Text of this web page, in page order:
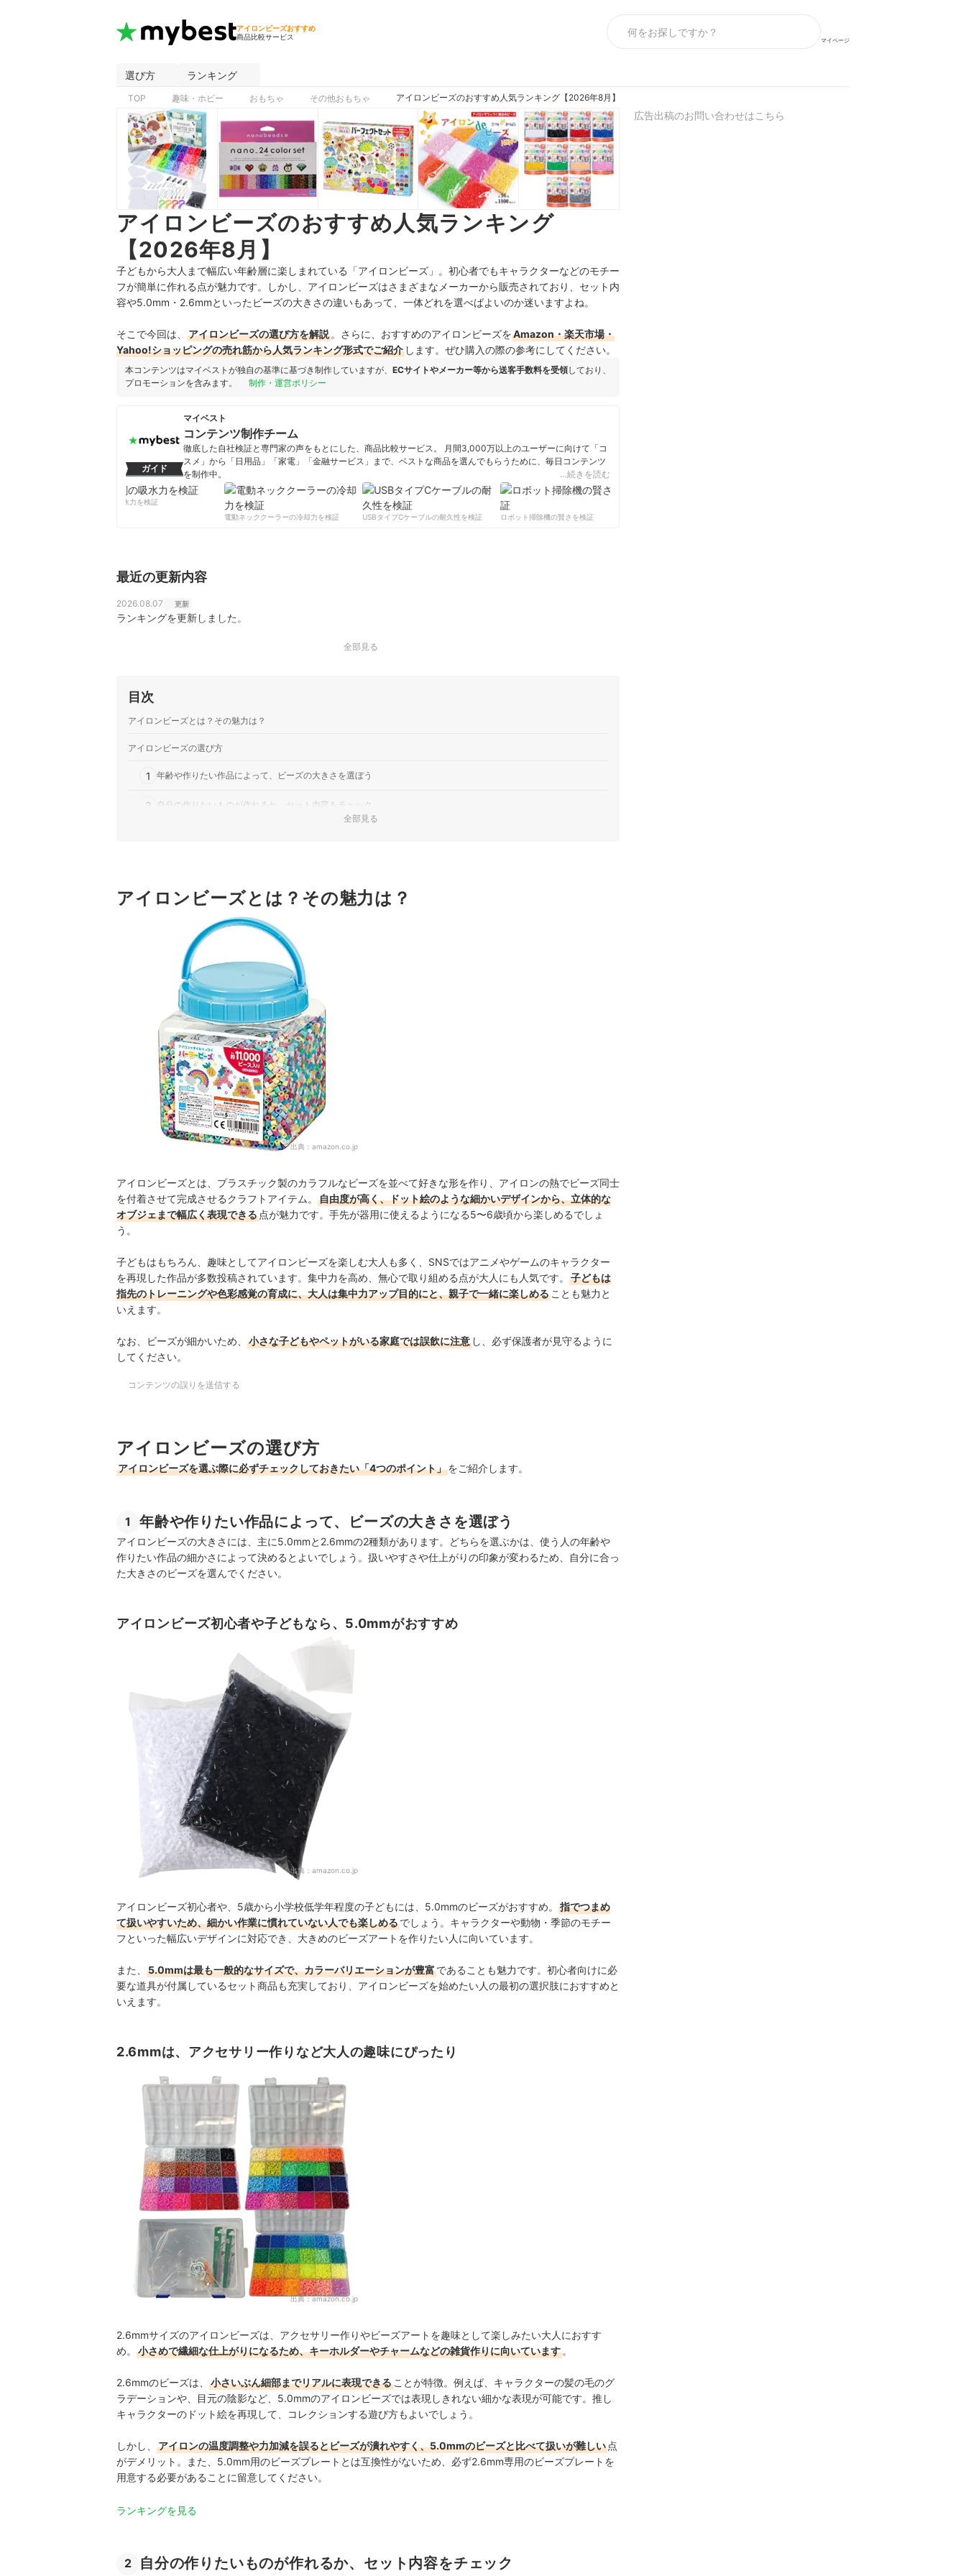
アイロンビーズおすすめ
商品比較サービス
マイページ
選び方 ランキング
TOP 趣味・ホビー おもちゃ その他おもちゃ アイロンビーズのおすすめ人気ランキング【2026年8月】
アイロンビーズのおすすめ人気ランキング
【2026年8月】
子どもから大人まで幅広い年齢層に楽しまれている「アイロンビーズ」。初心者でもキャラクターなどのモチー
フが簡単に作れる点が魅力です。しかし、アイロンビーズはさまざまなメーカーから販売されており、セット内
容や5.0mm・2.6mmといったビーズの大きさの違いもあって、一体どれを選べばよいのか迷いますよね。
そこで今回は、 アイロンビーズの選び方を解説 。さらに、おすすめのアイロンビーズをAmazon・楽天市場・
Yahoo!ショッピングの売れ筋から人気ランキング形式でご紹介 します。ぜひ購入の際の参考にしてください。
本コンテンツはマイベストが独自の基準に基づき制作していますが、 ECサイトやメーカー等から送客手数料を受領しており、
プロモーションを含みます。
制作・運営ポリシー
ガイド
マイベスト
コンテンツ制作チーム
徹底した自社検証と専門家の声をもとにした、商品比較サービス。 月間3,000万以上のユーザーに向けて「コ
スメ」から「日用品」「家電」「金融サービス」まで、ベストな商品を選んでもらうために、毎日コンテンツ
を制作中。
コンテンツ制作チームのプロフィール
…続きを読む
柔軟剤の吸水力を検証
電動ネッククーラーの冷却力を検証
USBタイプCケーブルの耐久性を検証 ロボット掃除機の賢さを検証
最近の更新内容
2026.08.07 更新
ランキングを更新しました。
全部見る
目次
アイロンビーズとは？その魅力は？
アイロンビーズの選び方
1 年齢や作りたい作品によって、ビーズの大きさを選ぼう
2 自分の作りたいものが作れるか、セット内容をチェック
アイロンビーズ全21商品おすすめ人気ランキング
アイロンビーズを楽しむのに必要なものは？
アイロンビーズをきれいに仕上げるコツは？
アイロンビーズの売れ筋ランキングもチェック！
全部見る
アイロンビーズとは？その魅力は？
出典： amazon.co.jp
アイロンビーズとは、プラスチック製のカラフルなビーズを並べて好きな形を作り、アイロンの熱でビーズ同士
を付着させて完成させるクラフトアイテム。
自由度が高く、ドット絵のような細かいデザインから、立体的な
オブジェまで幅広く表現できる点が魅力です。手先が器用に使えるようになる5〜6歳頃から楽しめるでしょ
う。
子どもはもちろん、趣味としてアイロンビーズを楽しむ大人も多く、SNSではアニメやゲームのキャラクター
を再現した作品が多数投稿されています。集中力を高め、無心で取り組める点が大人にも人気です。
子どもは
指先のトレーニングや色彩感覚の育成に、大人は集中力アップ目的にと、親子で一緒に楽しめることも魅力と
いえます。
なお、ビーズが細かいため、 小さな子どもやペットがいる家庭では誤飲に注意 し、必ず保護者が見守るように
してください。
コンテンツの誤りを送信する
アイロンビーズの選び方
アイロンビーズを選ぶ際に必ずチェックしておきたい「4つのポイント」をご紹介します。
1 年齢や作りたい作品によって、ビーズの大きさを選ぼう
アイロンビーズの大きさには、主に5.0mmと2.6mmの2種類があります。どちらを選ぶかは、使う人の年齢や
作りたい作品の細かさによって決めるとよいでしょう。扱いやすさや仕上がりの印象が変わるため、自分に合っ
た大きさのビーズを選んでください。
アイロンビーズ初心者や子どもなら、5.0mmがおすすめ
出典： amazon.co.jp
アイロンビーズ初心者や、5歳から小学校低学年程度の子どもには、5.0mmのビーズがおすすめ。
指でつまめ
て扱いやすいため、細かい作業に慣れていない人でも楽しめるでしょう。キャラクターや動物・季節のモチー
フといった幅広いデザインに対応でき、大きめのビーズアートを作りたい人に向いています。
また、 5.0mmは最も一般的なサイズで、カラーバリエーションが豊富であることも魅力です。初心者向けに必
要な道具が付属しているセット商品も充実しており、アイロンビーズを始めたい人の最初の選択肢におすすめと
いえます。
2.6mmは、アクセサリー作りなど大人の趣味にぴったり
出典：amazon.co.jp
2.6mmサイズのアイロンビーズは、アクセサリー作りやビーズアートを趣味として楽しみたい大人におすす
め。
小さめで繊細な仕上がりになるため、キーホルダーやチャームなどの雑貨作りに向いています 。
2.6mmのビーズは、 小さいぶん細部までリアルに表現できる ことが特徴。例えば、キャラクターの髪の毛のグ
ラデーションや、目元の陰影など、5.0mmのアイロンビーズでは表現しきれない細かな表現が可能です。推し
キャラクターのドット絵を再現して、コレクションする遊び方もよいでしょう。
しかし、 アイロンの温度調整や力加減を誤るとビーズが潰れやすく、5.0mmのビーズと比べて扱いが難しい 点
がデメリット。また、5.0mm用のビーズプレートとは互換性がないため、必ず2.6mm専用のビーズプレートを
用意する必要があることに留意してください。
ランキングを見る
2 自分の作りたいものが作れるか、セット内容をチェック
広告出稿のお問い合わせはこちら